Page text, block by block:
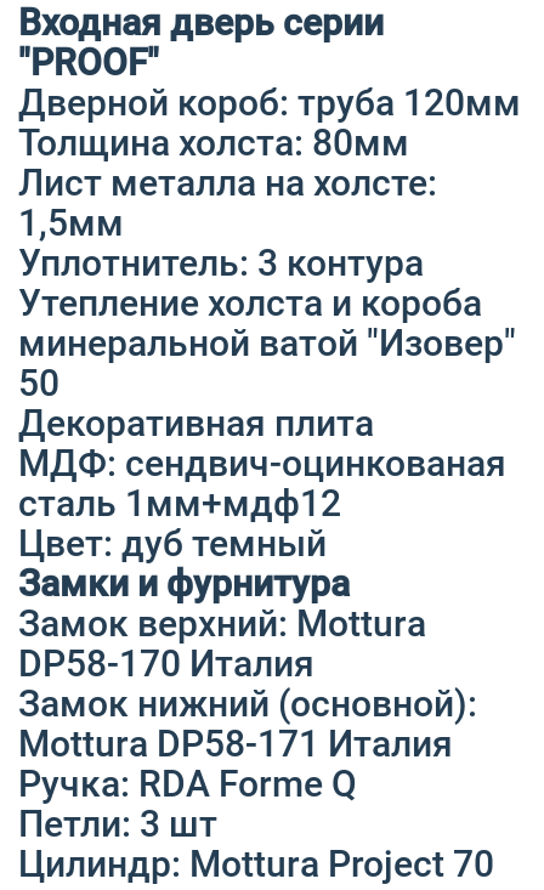
Входная дверь серии
"PROOF"
Дверной короб: труба 120мм
Толщина холста: 80мм
Лист металла на холсте:
1,5мм
Уплотнитель: 3 контура
Утепление холста и короба
минеральной ватой "Изовер"
50
Декоративная плита
МДФ: сендвич-оцинкованая
сталь 1мм+мдф12
Цвет: дуб темный
Замки и фурнитура
Замок верхний: Mottura
DP58-170 Италия
Замок нижний (основной):
Mottura DP58-171 Италия
Ручка: RDA Forme Q
Петли: 3 шт
Цилиндр: Mottura Project 70